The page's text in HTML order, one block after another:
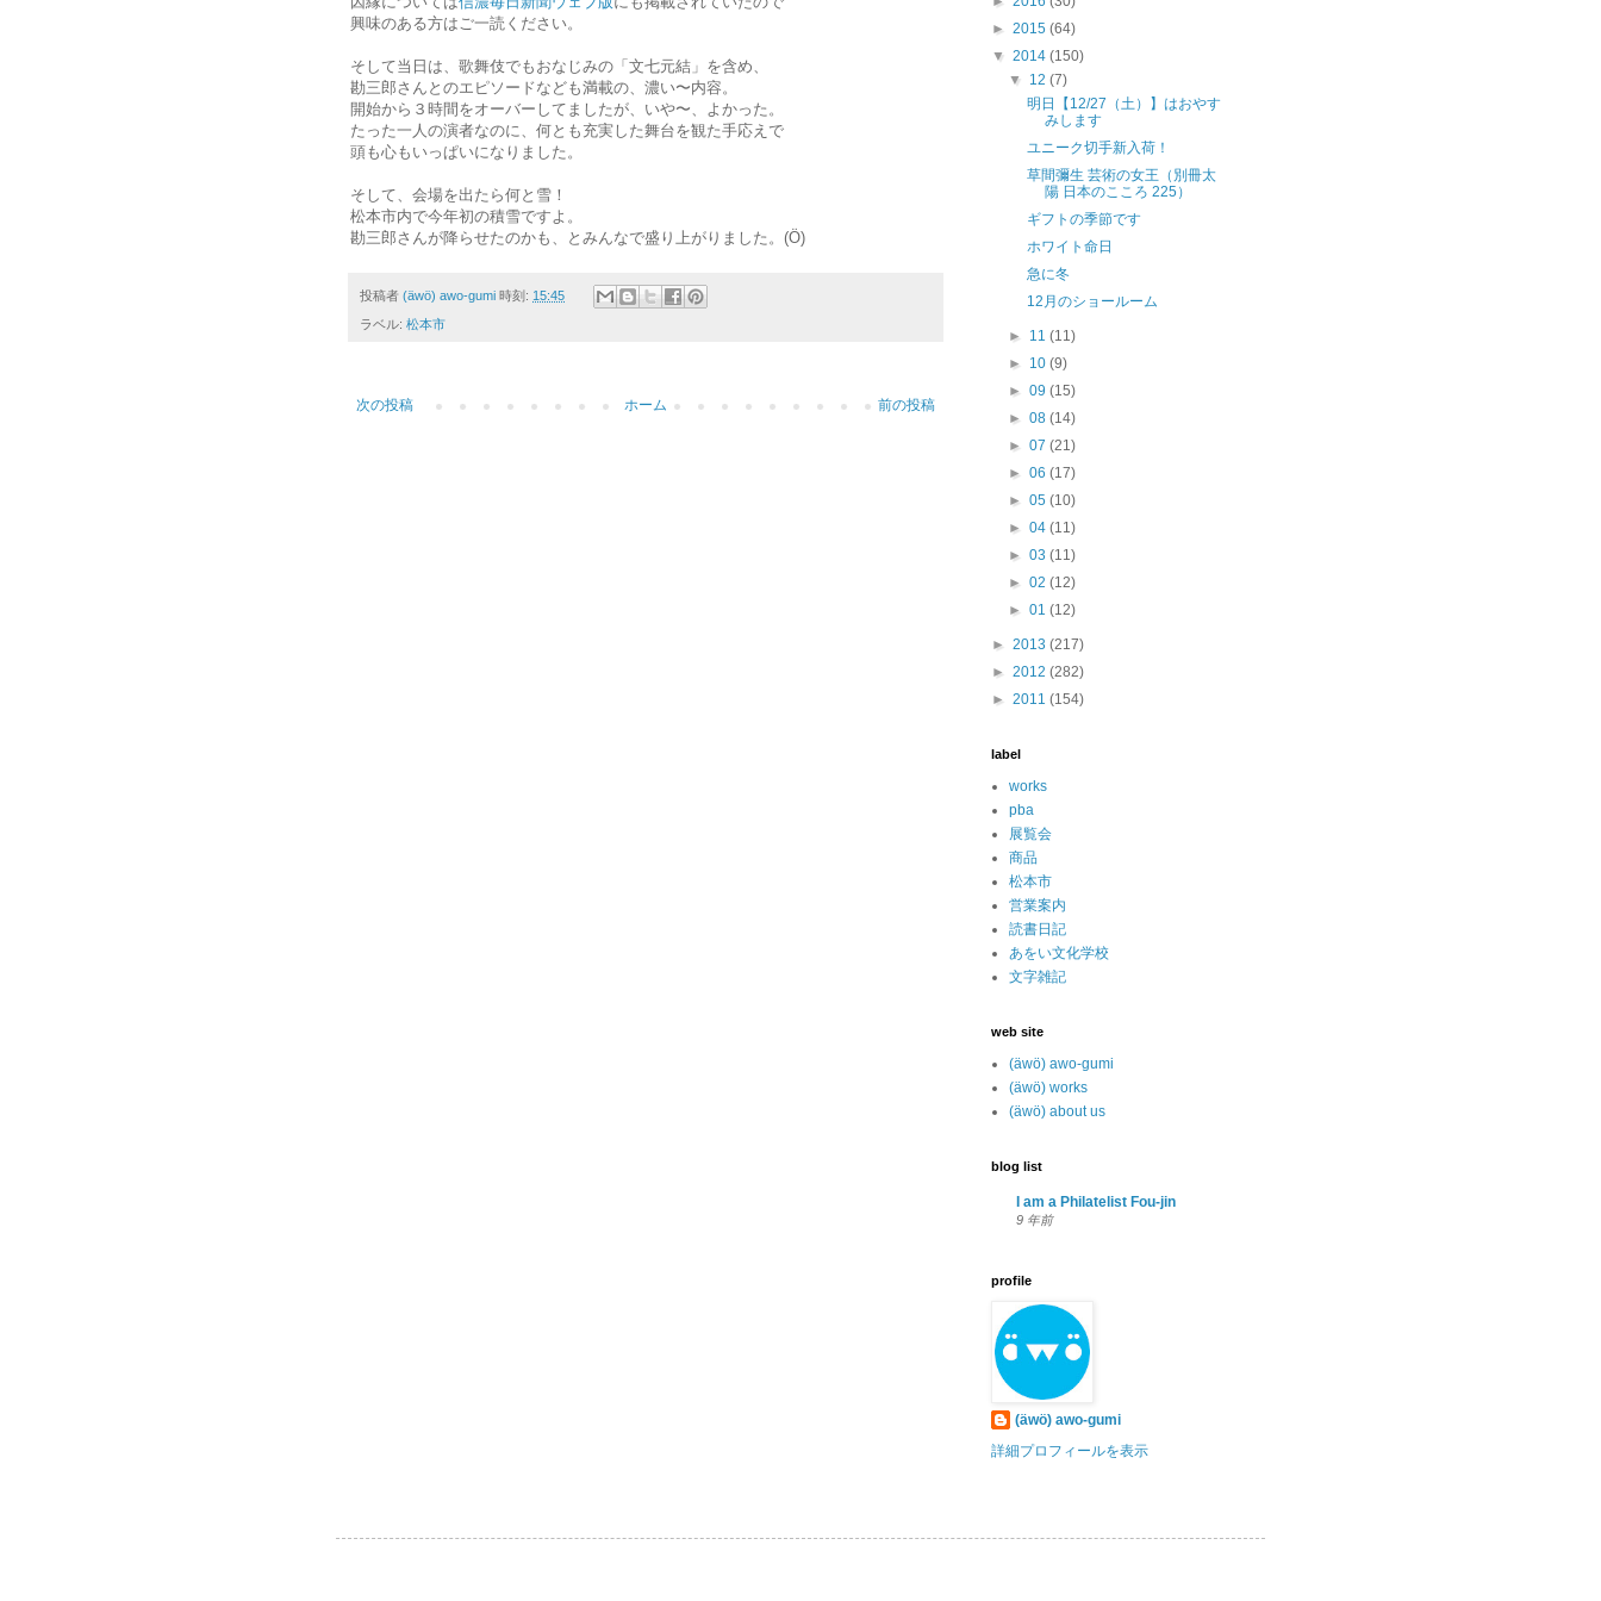
興味のある方はご一読ください。
そして当日は、歌舞伎でもおなじみの「文七元結」を含め、
勘三郎さんとのエピソードなども満載の、濃い〜内容。
開始から３時間をオーバーしてましたが、いや〜、よかった。
たった一人の演者なのに、何とも充実した舞台を観た手応えで
頭も心もいっぱいになりました。
そして、会場を出たら何と雪！
松本市内で今年初の積雪ですよ。
勘三郎さんが降らせたのかも、とみんなで盛り上がりました。(Ö)
投稿者 (äwö) awo-gumi 時刻: 15:45
ラベル: 松本市
次の投稿 前の投稿
ホーム
► 2015 (64)
▼ 2014 (150)
▼ 12(7)
明日【12/27（土）】はおやす
みします
ユニーク切手新入荷！
草間彌生 芸術の女王（別冊太
陽 日本のこころ 225）
ギフトの季節です
ホワイト命日
急に冬
12月のショールーム
► 11(11)
► 10(9)
►09(15)
►08(14)
►07(21)
►06(17)
►05(10)
►04(11)
►03(11)
►02(12)
►01(12)
► 2013 (217)
► 2012 (282)
► 2011 (154)
label
works
pba
展覧会
商品
松本市
営業案内
読書日記
あをい文化学校
文字雑記
web site
(äwö) awo-gumi
(äwö) works
(äwö) about us
blog list
I am a Philatelist Fou-jin
9 年前
profile
(äwö) awo-gumi
詳細プロフィールを表示